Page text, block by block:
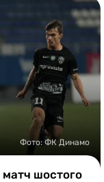
Фото: ФК Динамо
матч шостого